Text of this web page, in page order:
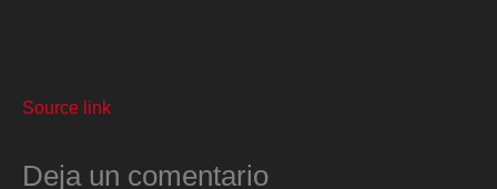
Source link
Deja un comentario